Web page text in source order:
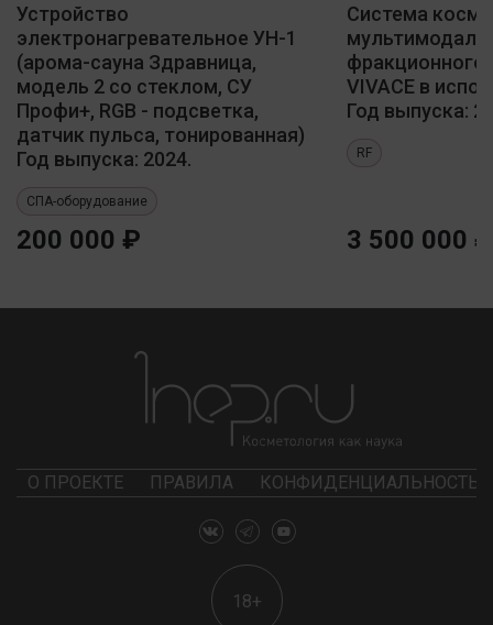
Устройство
электронагревательное УН-1
(арома-сауна Здравница,
модель 2 со стеклом, СУ
Профи+, RGB - подсветка,
датчик пульса, тонированная)
Год выпуска: 2024.
СПА-оборудование
200 000 ₽
Система
фракционного
VIVACE в
Год выпуска:
RF
3 500 000 ₽
О ПРОЕКТЕ ПРАВИЛА КОНФИДЕНЦИАЛЬНОСТЬ
18+